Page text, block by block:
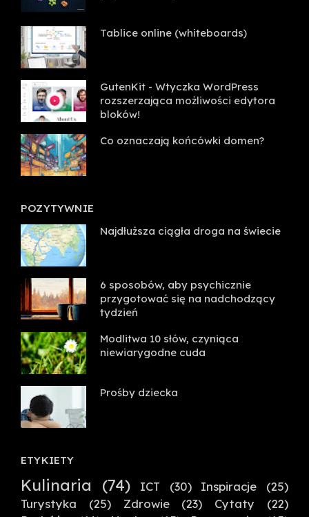
Tablice online (whiteboards)
GutenKit - Wtyczka WordPress
rozszerzająca możliwości edytora
bloków!
Co oznaczają końcówki domen?
POZYTYWNIE
Najdłuższa ciągła droga na świecie
6 sposobów, aby psychicznie
przygotować się na nadchodzący
tydzień
Modlitwa 10 słów, czyniąca
niewiarygodne cuda
Prośby dziecka
ETYKIETY
Kulinaria (74) ICT (30) Inspiracje
(25)
Turystyka
(25) Zdrowie (23) Cytaty
(22)